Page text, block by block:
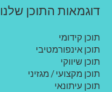
דוגמאות התוכן שלנו
תוכן קידומי
תוכן אינפורמטיבי
תוכן שיווקי
תוכן מקצועי / מגזיני
תוכן עיתונאי